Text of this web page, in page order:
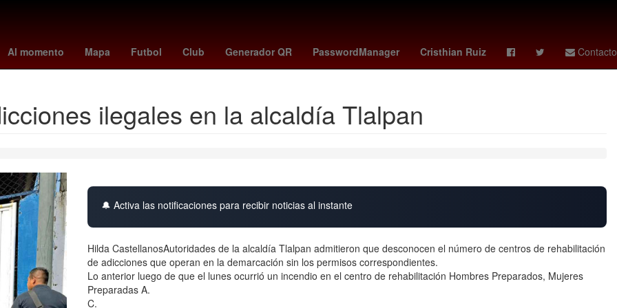
Al momento Mapa Futbol Club Generador QR PasswordManager Cristhian Ruiz Contacto
braves Juegos Centroamericanos y del Caribe Detroit Pistons Star Wars Cartagena de Indias Venezolanos América
ilegales en la alcaldía Tlalpan
🔔 Activa las notificaciones para recibir noticias al instante
Hilda CastellanosAutoridades de la alcaldía Tlalpan admitieron que desconocen el número de centros de rehabilitación
de adicciones que operan en la demarcación sin los permisos correspondientes.
Lo anterior luego de que el lunes ocurrió un incendio en el centro de rehabilitación Hombres Preparados, Mujeres
Preparadas A.
C.